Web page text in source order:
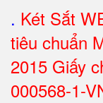
. Két Sắt
tiêu chuẩn
2015 Giấy
000568-1-